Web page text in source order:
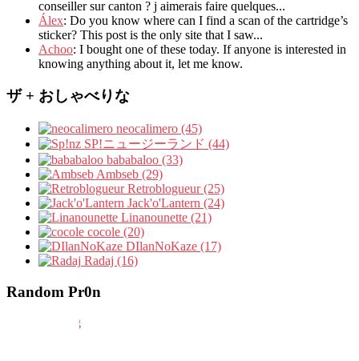
conseiller sur canton ? j aimerais faire quelques...
Álex: Do you know where can I find a scan of the cartridge’s
sticker? This post is the only site that I saw...
Achoo: I bought one of these today. If anyone is interested in
knowing anything about it, let me know.
ザ + おしゃべりな
neocalimero (45)
SP!ニュージーランド (44)
bababaloo (33)
Ambseb (29)
Retroblogueur (25)
Jack'o'Lantern (24)
Linanounette (21)
cocole (20)
DIlanNoKaze (17)
Radaj (16)
Random Pr0n